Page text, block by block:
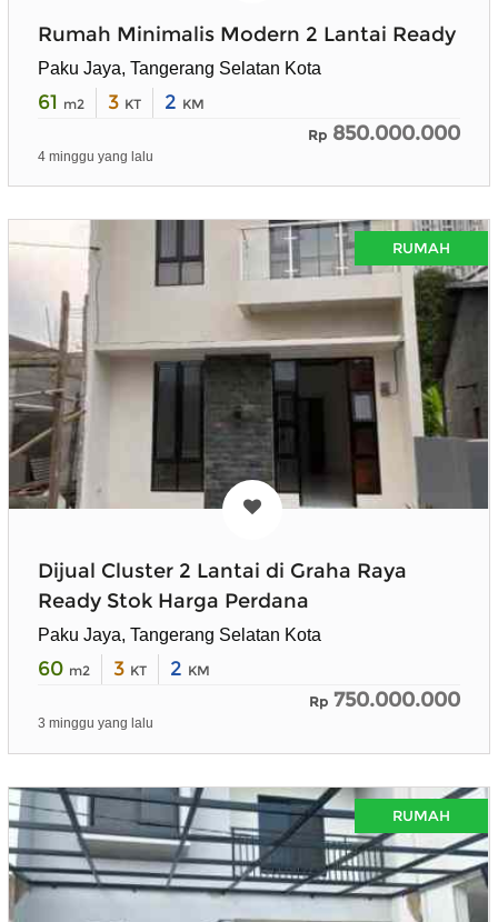
Rumah Minimalis Modern 2 Lantai Ready
Paku Jaya, Tangerang Selatan Kota
61 m2 3 KT 2 KM
Rp 850.000.000
4 minggu yang lalu
RUMAH
Dijual Cluster 2 Lantai di Graha Raya
Ready Stok Harga Perdana
Paku Jaya, Tangerang Selatan Kota
60 m2 3 KT 2 KM
Rp 750.000.000
3 minggu yang lalu
RUMAH